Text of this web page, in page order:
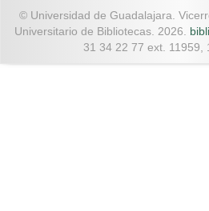
© Universidad de Guadalajara.
Universitario de Bibliotecas. 2026.
31 34 22 77 ext. 11959,